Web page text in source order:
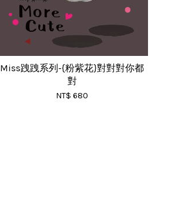
Miss跩跩系列-{粉紫花}對對對你都
對
NT$ 680